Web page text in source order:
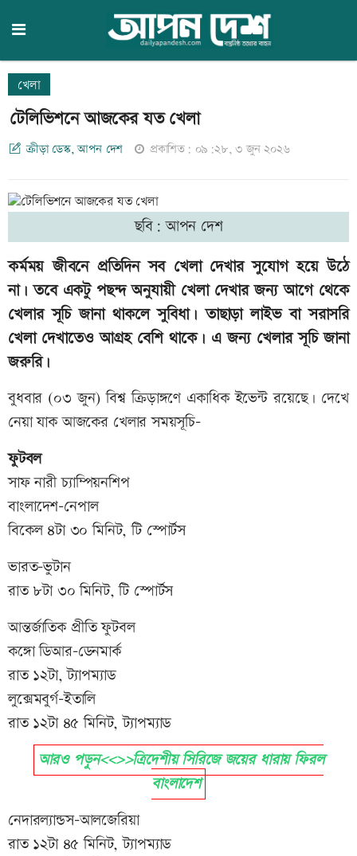
খেলা
টেলিভিশনে আজকের যত খেলা
ক্রীড়া ডেস্ক, আপন দেশ প্রকাশিত: ০৯:২৮, ৩ জুন ২০২৬
ছবি: আপন দেশ
কর্মময় জীবনে প্রতিদিন সব খেলা দেখার সুযোগ হয়ে উঠে
না। তবে একটু পছন্দ অনুযায়ী খেলা দেখার জন্য আগে থেকে
খেলার সূচি জানা থাকলে সুবিধা। তাছাড়া লাইভ বা সরাসরি
খেলা দেখাতেও আগ্রহ বেশি থাকে। এ জন্য খেলার সূচি জানা
জরুরি।
বুধবার (০৩ জুন) বিশ্ব ক্রিড়াঙ্গণে একাধিক ইভেন্ট রয়েছে। দেখে
নেয়া যাক আজকের খেলার সময়সূচি-
ফুটবল
সাফ নারী চ্যাম্পিয়নশিপ
বাংলাদেশ-নেপাল
বিকেল ৪টা ৩০ মিনিট, টি স্পোর্টস
ভারত-ভুটান
রাত ৮টা ৩০ মিনিট, টি স্পোর্টস
আন্তর্জাতিক প্রীতি ফুটবল
কঙ্গো ডিআর-ডেনমার্ক
রাত ১২টা, ট্যাপম্যাড
লুক্সেমবুর্গ-ইতালি
রাত ১২টা ৪৫ মিনিট, ট্যাপম্যাড
আরও পড়ুন<<>>ত্রিদেশীয় সিরিজে জয়ের ধারায় ফিরল
বাংলাদেশ
নেদারল্যান্ডস-আলজেরিয়া
রাত ১২টা ৪৫ মিনিট, ট্যাপম্যাড